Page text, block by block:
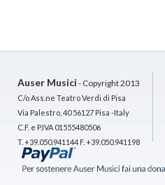
Auser Musici - Copyright 2013
C/o Ass.ne Teatro Verdi di Pisa
Via Palestro, 40 56127 Pisa -Italy
C.F. e P.IVA 01555480506
T. +39.050.941144 F. +39.050.941198